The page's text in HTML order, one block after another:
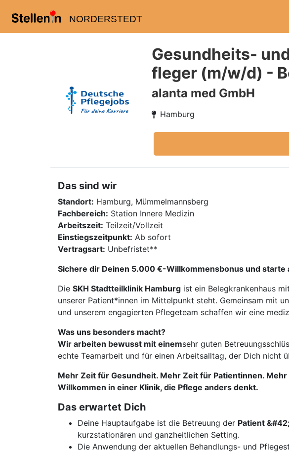
NORDERSTEDT
Gesundheits-
fleger (m/w/d) -
alanta med GmbH
Hamburg
Das sind wir
Standort: Hamburg, Mümmelmannsberg
Fachbereich: Station Innere Medizin
Arbeitszeit: Teilzeit/Vollzeit
Einstiegszeitpunkt: Ab sofort
Vertragsart: Unbefristet**
Sichere dir Deinen 5.000 €-Willkommensbonus und starte
Die SKH Stadtteilklinik Hamburg ist ein Belegkrankenhaus
unserer Patient*innen im Mittelpunkt steht. Gemeinsam mit
und unserem engagierten Pflegeteam schaffen wir eine
Was uns besonders macht?
Wir arbeiten bewusst mit einemsehr guten
echte Teamarbeit und für einen Arbeitsalltag, der Dich nicht
Mehr Zeit für Gesundheit. Mehr Zeit für Patientinnen.
Willkommen in einer Klinik, die Pflege anders denkt.
Das erwartet Dich
Deine Hauptaufgabe ist die Betreuung der Patient
kurzstationären und ganzheitlichen Setting.
Die Anwendung der aktuellen Behandlungs- und